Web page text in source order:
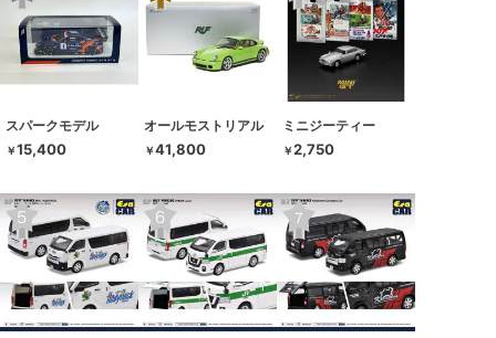
スパークモデル
￥15,400
オールモストリアル
￥41,800
ミニジーティー
￥2,750